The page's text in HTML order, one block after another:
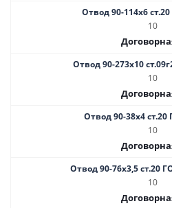
Отвод 90-114х6
10
Отвод 90-273х10
10
Отвод 90-38х4 ст.20
10
Отвод 90-76х3,5 ст.20
10